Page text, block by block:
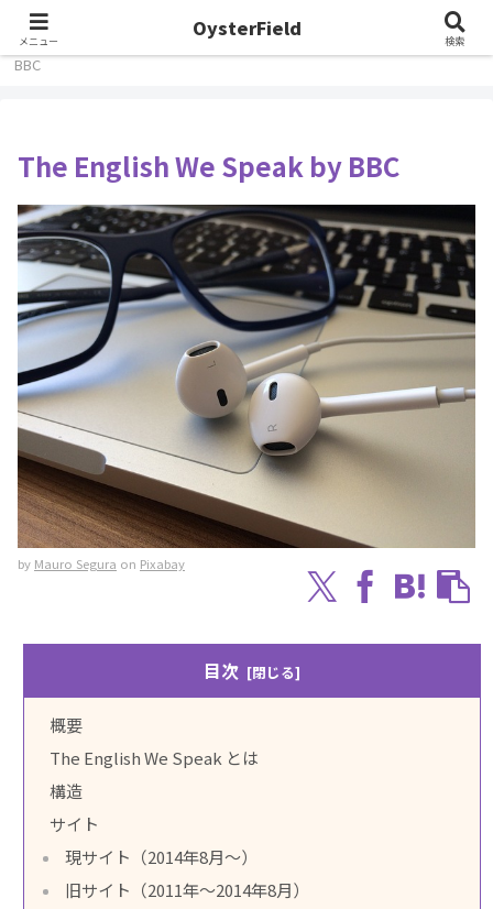
ホーム 英単語や表現
The English We Speak by
BBC
The English We Speak by BBC
by Mauro Segura on Pixabay
目次
概要
The English We Speak とは
構造
サイト
現サイト（2014年8月～）
旧サイト（2011年～2014年8月）
メニュー
OysterField
検索